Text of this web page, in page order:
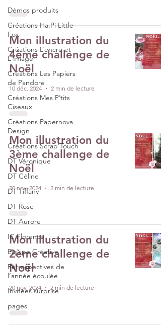
Démos produits
Créations Ha.Pi Little
Fox
Créations L’encre et
L'Image
Créations Les Papiers
de Pandore
Créations Mes P’tits
Ciseaux
Créations Papernova
Design
Créations Scrap'Touch
DT Véronique
DT Céline
DT Tiffany
DT Rose
DT Aurore
IC Florence
Equipe Créative
Rétrospectives de
l’année écoulée
Invitées surprise
pages
Mon illustration du
4ème challenge de
Noël
10 déc. 2024 2 min de lecture
Mon illustration du
3ème challenge de
Noël
20 nov. 2024 2 min de lecture
Mon illustration du
2ème challenge de
Noël
20 nov. 2024 2 min de lecture